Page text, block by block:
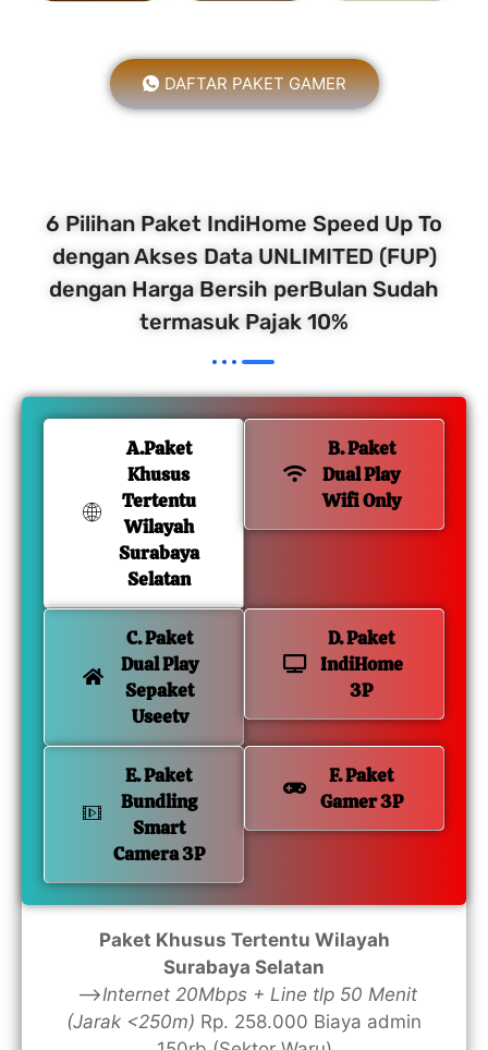
DAFTAR PAKET GAMER
6 Pilihan Paket IndiHome Speed Up To
dengan Akses Data UNLIMITED (FUP)
dengan Harga Bersih perBulan Sudah
termasuk Pajak 10%
A.Paket
Khusus
Tertentu
Wilayah
Surabaya
Selatan
B. Paket
Dual Play
Wifi Only
C. Paket
Dual Play
Sepaket
Useetv
D. Paket
IndiHome
3P
E. Paket
Bundling
Smart
Camera 3P
F. Paket
Gamer 3P
Paket Khusus Tertentu Wilayah
Surabaya Selatan
—>Internet 20Mbps + Line tlp 50 Menit
(Jarak <250m) Rp. 258.000 Biaya admin